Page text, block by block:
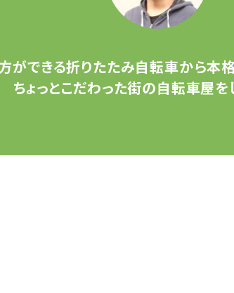
ができる折りたたみ自転車から本
ちょっとこだわった街の自転車屋を